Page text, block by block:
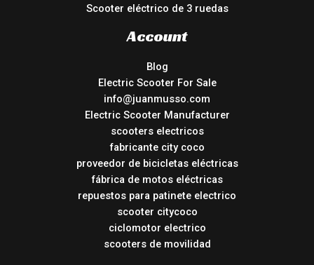
Scooter eléctrico de 3 ruedas
Account
Blog
Electric Scooter For Sale
info@juanmusso.com
Electric Scooter Manufacturer
scooters electricos
fabricante city coco
proveedor de bicicletas eléctricas
fábrica de motos eléctricas
repuestos para patinete electrico
scooter citycoco
ciclomotor electrico
scooters de movilidad